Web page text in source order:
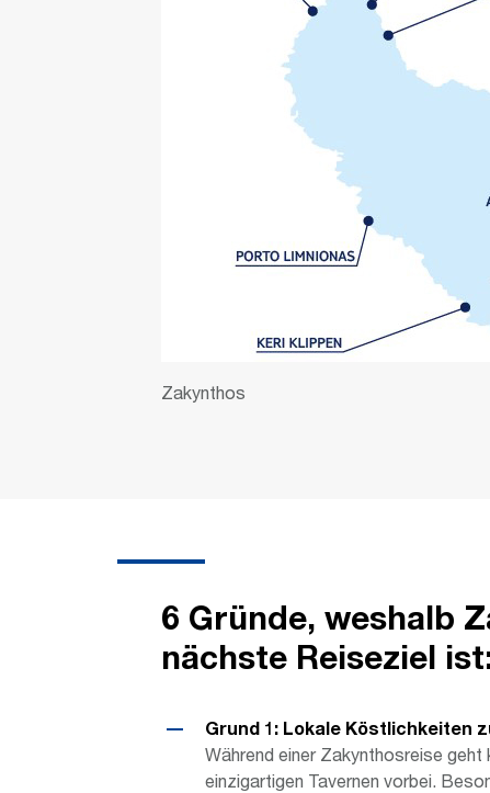
Zakynthos
6 Gründe, weshalb
nächste Reiseziel
Grund 1: Lokale Köstlichkeiten
Während einer Zakynthosreise geht
einzigartigen Tavernen vorbei.